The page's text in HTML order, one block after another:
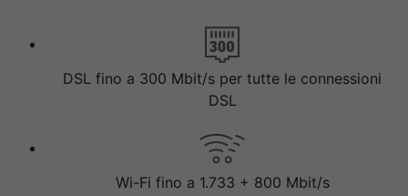
DSL fino a 300 Mbit/s per tutte le connessioni
DSL
Wi-Fi fino a 1.733 + 800 Mbit/s